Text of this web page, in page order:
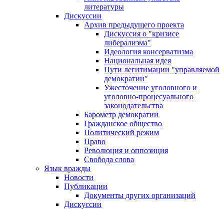
литературы
Дискуссии
Архив предыдущего проекта
Дискуссия о "кризисе
либерализма"
Идеология консерватизма
Национальная идея
Пути легитимации "управляемой
демократии"
Ужесточение уголовного и
уголовно-процесуального
законодательства
Барометр демократии
Гражданское общество
Политический режим
Право
Революция и оппозиция
Свобода слова
Язык вражды
Новости
Публикации
Документы других организаций
Дискуссии